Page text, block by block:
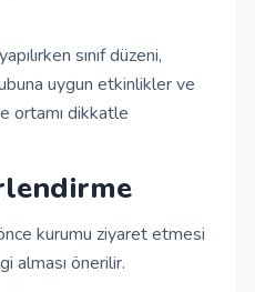
sınıf düzeni,
uygun etkinlikler ve
ortamı dikkatle
kurumu ziyaret etmesi
alması önerilir.